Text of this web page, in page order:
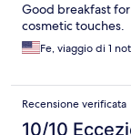
Good breakfast
cosmetic touches.
Fe, viaggio di 1
Recensione verificata
10/10